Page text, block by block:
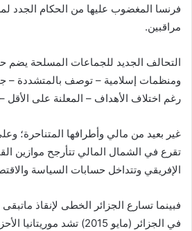
فرنسا المغضوب عليها من الحكام الجدد
مراقبين.
التحالف الجديد للجماعات المسلحة يضم
ومنظمات إسلامية – توصف بالمتشددة –
رغم اختلاف الأهداف – المعلنة على الأقل –
غير بعيد من مالي وأطرافها المتناحرة؛
تقرع في الشمال المالي تتأرجح موازين
الإفريقي وتتداخل حسابات السياسة
فبينما تسارع الجزائر الخطى لإنقاذ
في الجزائر (مايو 2015) تشد